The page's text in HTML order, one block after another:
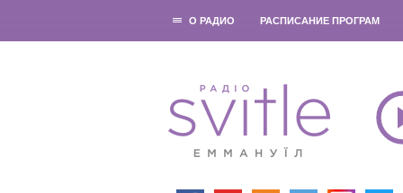
О РАДИО РАСПИСАНИЕ ПРОГРАМ